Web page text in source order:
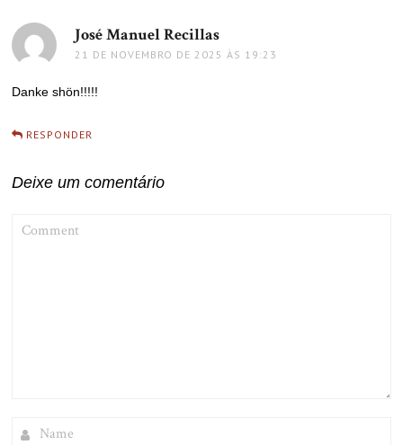
José Manuel Recillas
21 DE NOVEMBRO DE 2025 ÀS 19:23
Danke shön!!!!!
RESPONDER
Deixe um comentário